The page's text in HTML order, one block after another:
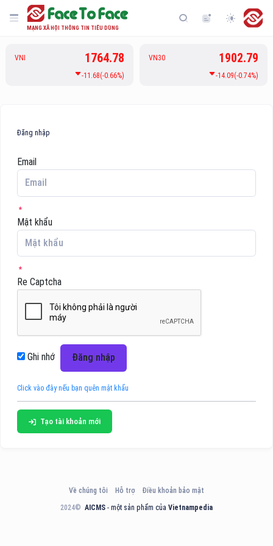
MẠNG XÃ HỘI THÔNG TIN TIÊU DÙNG
VNI 1764.78
-11.68(-0.66%)
VN30 1902.79
-14.09(-0.74%)
Đăng nhập
Email
Mật khẩu
Re Captcha
Ghi nhớ Đăng nhập
Click vào đây nếu bạn quên mật khẩu
Tạo tài khoản mới
2024© AICMS - một sản phẩm của Vietnampedia
Về chúng tôi Hỗ trợ Điều khoản bảo mật